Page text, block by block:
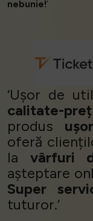
nebunie!’
‘Ușor de
calitate-preț
produs
oferă
la vârfuri
așteptare
Super
tuturor.’